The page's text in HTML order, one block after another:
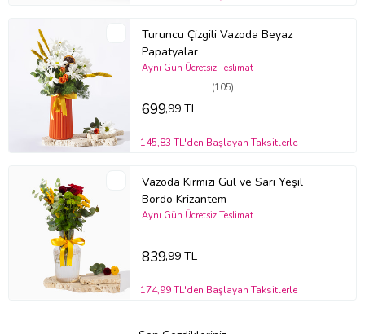
Turuncu Çizgili Vazoda Beyaz
Papatyalar
(105)
Aynı Gün Ücretsiz Teslimat
699,99 TL
145,83 TL'den Başlayan Taksitlerle
Vazoda Kırmızı Gül ve Sarı Yeşil
Bordo Krizantem
Aynı Gün Ücretsiz Teslimat
839,99 TL
174,99 TL'den Başlayan Taksitlerle